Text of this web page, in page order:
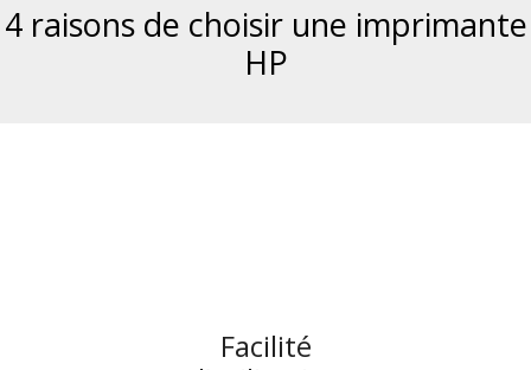
4 raisons de choisir une imprimante
HP
Facilité